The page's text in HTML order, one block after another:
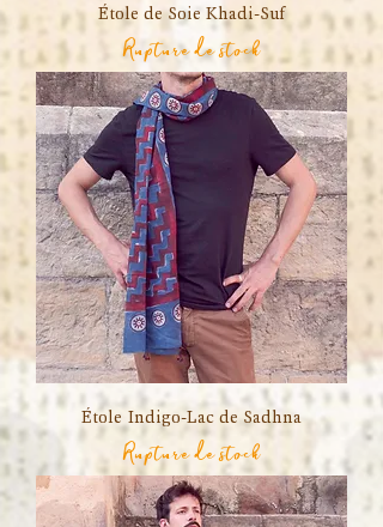
Étole de Soie Khadi-Suf
Rupture de stock
Étole Indigo-Lac de Sadhna
Rupture de stock